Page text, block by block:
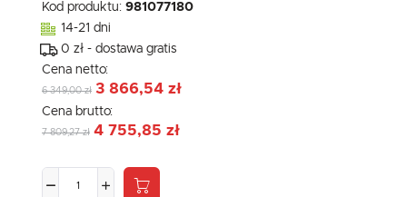
Kod produktu: 981077180
14-21 dni
0 zł - dostawa gratis
Cena netto:
6 349,00 zł 3 866,54 zł
Cena brutto:
7 809,27 zł 4 755,85 zł